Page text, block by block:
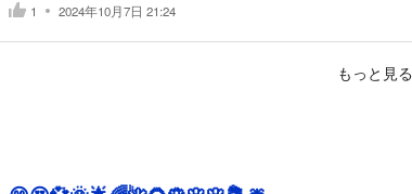
1 2024年10月7日 21:24
もっと見る